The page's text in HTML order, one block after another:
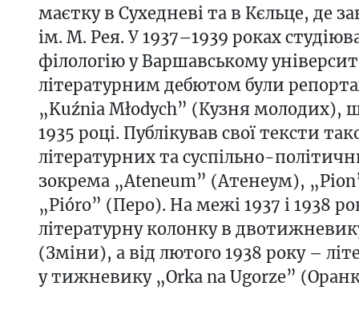
маєтку в Сухедневі та в Кєльце, де
ім. М. Рея. У 1937–1939 роках
філологію у Варшавському
літературним дебютом були
„Kuźnia Młodych” (Кузня молодих),
1935 році. Публікував свої тексти
літературних та суспільно-
зокрема „Ateneum” (Атенеум),
„Pióro” (Перо). На межі 1937 і 1938
літературну колонку в
(Зміни), а від лютого 1938 року –
у тижневику „Orka na Ugorze”